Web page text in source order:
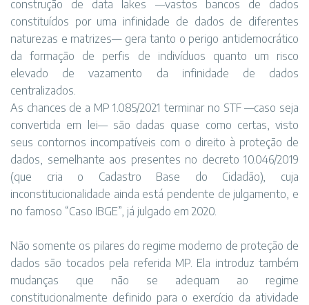
construção de data lakes —vastos bancos de dados
constituídos por uma infinidade de dados de diferentes
naturezas e matrizes— gera tanto o perigo antidemocrático
da formação de perfis de indivíduos quanto um risco
elevado de vazamento da infinidade de dados
centralizados.
As chances de a MP 1.085/2021 terminar no STF —caso seja
convertida em lei— são dadas quase como certas, visto
seus contornos incompatíveis com o direito à proteção de
dados, semelhante aos presentes no decreto 10.046/2019
(que cria o Cadastro Base do Cidadão), cuja
inconstitucionalidade ainda está pendente de julgamento, e
no famoso “Caso IBGE”, já julgado em 2020.
Não somente os pilares do regime moderno de proteção de
dados são tocados pela referida MP. Ela introduz também
mudanças que não se adequam ao regime
constitucionalmente definido para o exercício da atividade